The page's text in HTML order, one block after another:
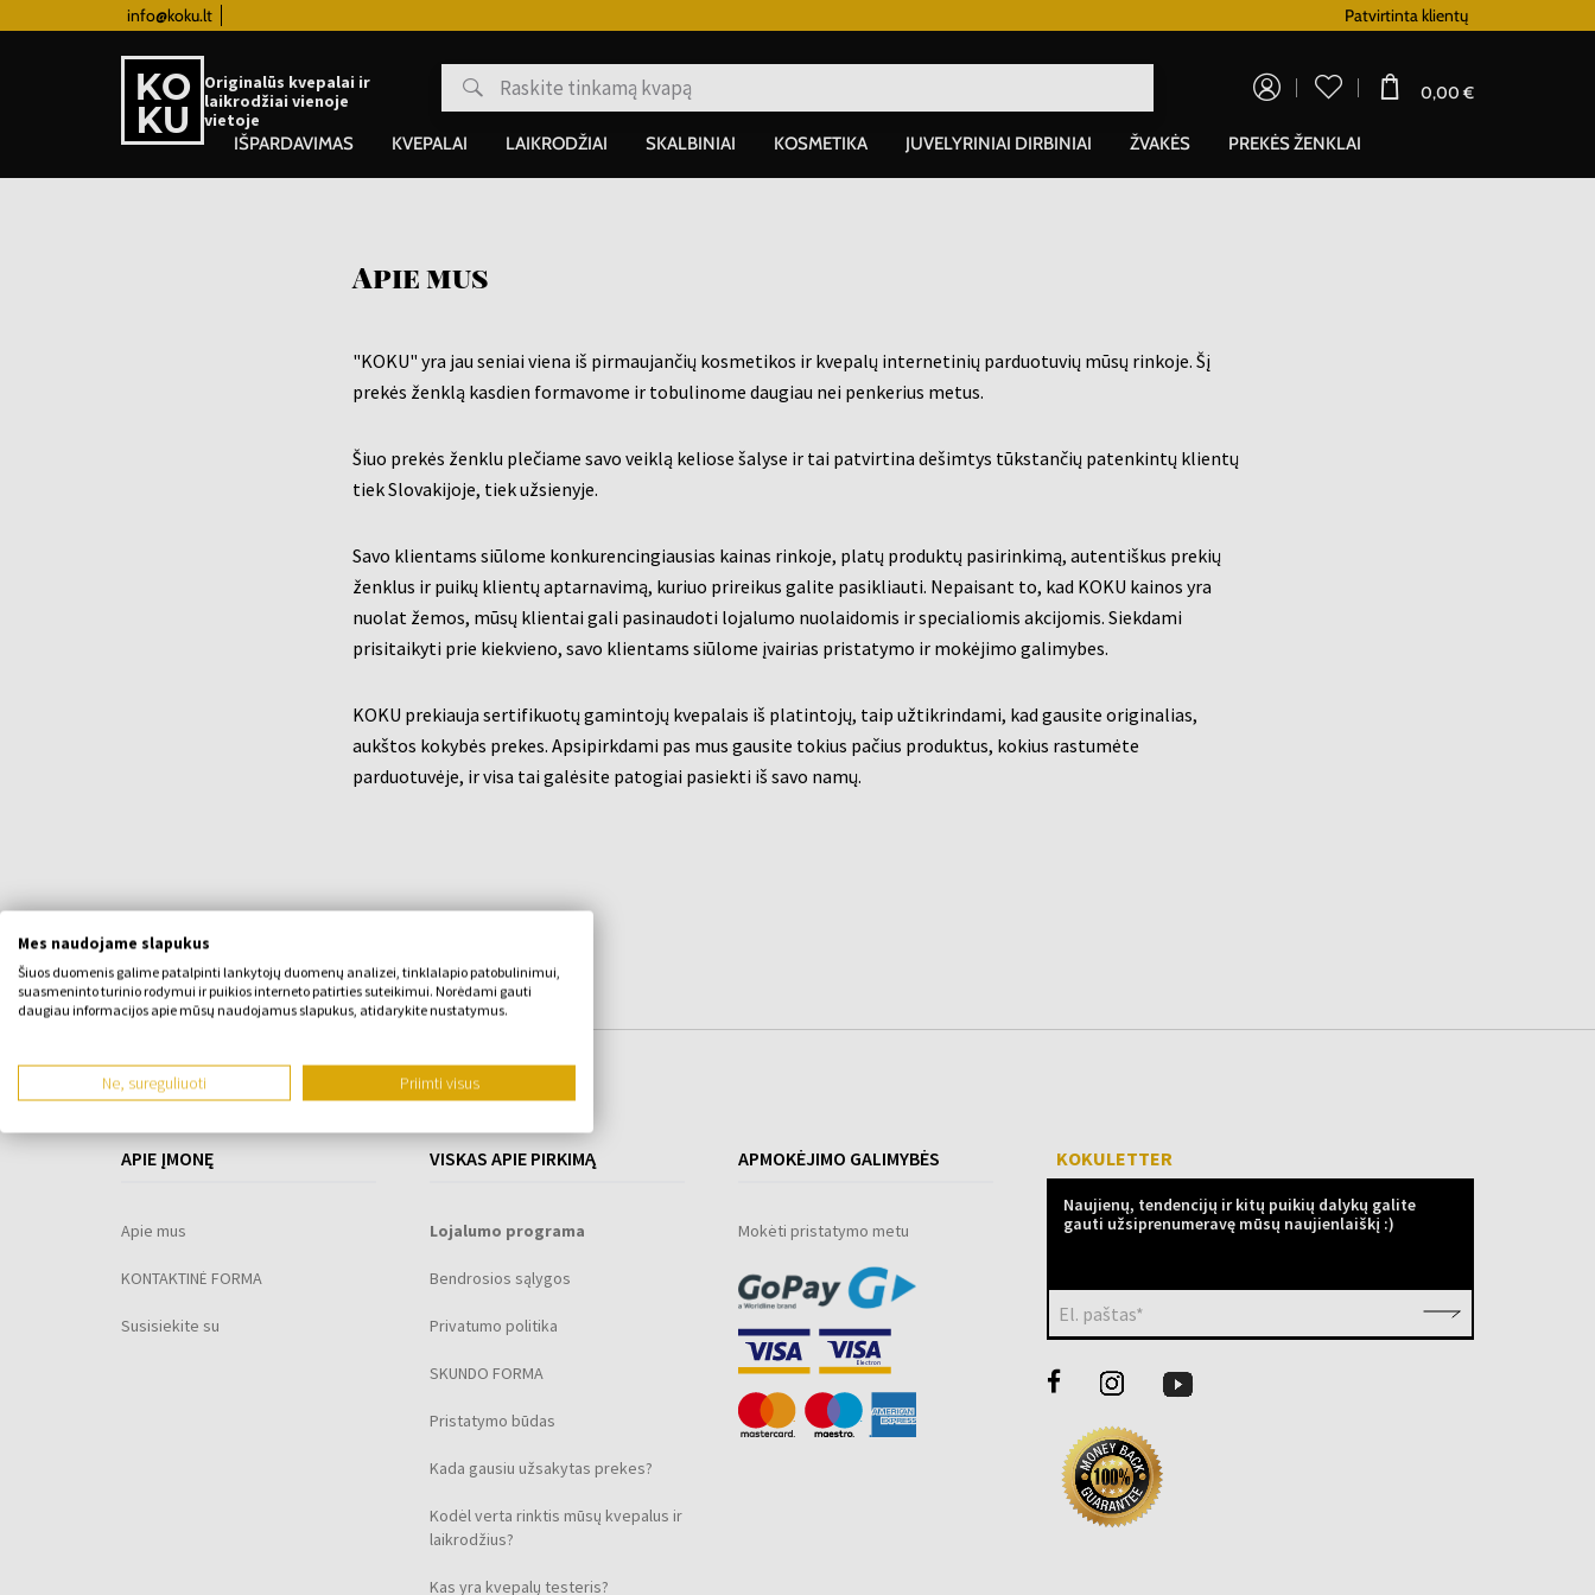
info@koku.lt Patvirtinta klientų
Originalūs kvepalai ir
laikrodžiai vienoje
vietoje
0,00 €
IŠPARDAVIMAS KVEPALAI LAIKRODŽIAI SKALBINIAI KOSMETIKA JUVELYRINIAI DIRBINIAI ŽVAKĖS PREKĖS ŽENKLAI
Apie mus
"KOKU" yra jau seniai viena iš pirmaujančių kosmetikos ir kvepalų internetinių parduotuvių mūsų rinkoje. Šį
prekės ženklą kasdien formavome ir tobulinome daugiau nei penkerius metus.
Šiuo prekės ženklu plečiame savo veiklą keliose šalyse ir tai patvirtina dešimtys tūkstančių patenkintų klientų
tiek Slovakijoje, tiek užsienyje.
Savo klientams siūlome konkurencingiausias kainas rinkoje, platų produktų pasirinkimą, autentiškus prekių
ženklus ir puikų klientų aptarnavimą, kuriuo prireikus galite pasikliauti. Nepaisant to, kad KOKU kainos yra
nuolat žemos, mūsų klientai gali pasinaudoti lojalumo nuolaidomis ir specialiomis akcijomis. Siekdami
prisitaikyti prie kiekvieno, savo klientams siūlome įvairias pristatymo ir mokėjimo galimybes.
KOKU prekiauja sertifikuotų gamintojų kvepalais iš platintojų, taip užtikrindami, kad gausite originalias,
aukštos kokybės prekes. Apsipirkdami pas mus gausite tokius pačius produktus, kokius rastumėte
parduotuvėje, ir visa tai galėsite patogiai pasiekti iš savo namų.
APIE ĮMONĘ
Apie mus
KONTAKTINĖ FORMA
Susisiekite su
VISKAS APIE PIRKIMĄ
Lojalumo programa
Bendrosios sąlygos
Privatumo politika
SKUNDO FORMA
Pristatymo būdas
Kada gausiu užsakytas prekes?
Kodėl verta rinktis mūsų kvepalus ir
laikrodžius?
Kas yra kvepalų testeris?
APMOKĖJIMO GALIMYBĖS
Mokėti pristatymo metu
KOKULETTER
Naujienų, tendencijų ir kitų puikių dalykų galite
gauti užsiprenumeravę mūsų naujienlaiškį :)
El. paštas*
Mes naudojame slapukus
Šiuos duomenis galime patalpinti lankytojų duomenų analizei, tinklalapio patobulinimui,
suasmeninto turinio rodymui ir puikios interneto patirties suteikimui. Norėdami gauti
daugiau informacijos apie mūsų naudojamus slapukus, atidarykite nustatymus.
Ne, sureguliuoti Priimti visus